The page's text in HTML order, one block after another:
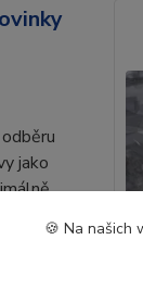
jako
se
🍪 Na našich